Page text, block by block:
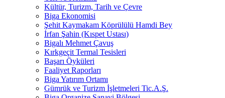
Kültür, Turizm, Tarih ve Çevre
Biga Ekonomisi
Şehit Kaymakam Köprülülü Hamdi Bey
İrfan Şahin (Kıspet Ustası)
Bigalı Mehmet Çavuş
Kırkgeçit Termal Tesisleri
Başarı Öyküleri
Faaliyet Raporları
Biga Yatırım Ortamı
Gümrük ve Turizm İşletmeleri Tic.A.Ş.